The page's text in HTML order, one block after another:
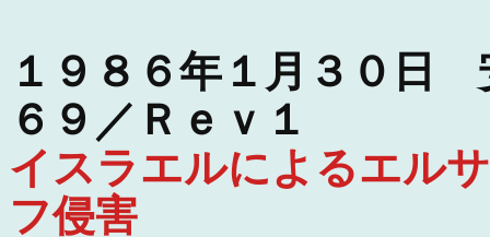
１９８６年１月３０日
６９／Ｒｅｖ１
イスラエルによるエル
フ侵害